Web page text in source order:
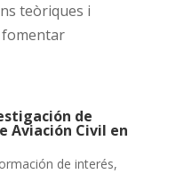
teòriques i
fomentar
de
Aviación Civil en
de interés,